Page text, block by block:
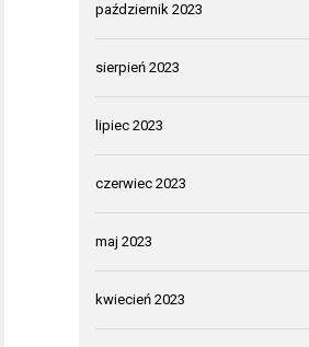
październik 2023
sierpień 2023
lipiec 2023
czerwiec 2023
maj 2023
kwiecień 2023